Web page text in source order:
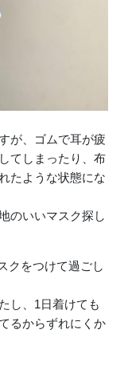
が、ゴムで耳が疲
てしまったり、布
たような状態にな
のいいマスク探し
クをつけて過ごし
し、1日着けても
るからずれにくか